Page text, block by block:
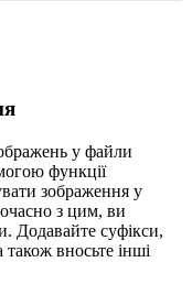
у файли
функції
зображення у
з цим, ви
Додавайте суфікси,
також вносьте інші